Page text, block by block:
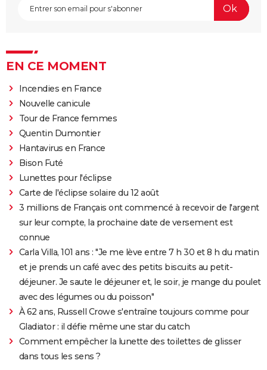
EN CE MOMENT
Incendies en France
Nouvelle canicule
Tour de France femmes
Quentin Dumontier
Hantavirus en France
Bison Futé
Lunettes pour l'éclipse
Carte de l'éclipse solaire du 12 août
3 millions de Français ont commencé à recevoir de l'argent
sur leur compte, la prochaine date de versement est
connue
Carla Villa, 101 ans : "Je me lève entre 7 h 30 et 8 h du matin
et je prends un café avec des petits biscuits au petit-
déjeuner. Je saute le déjeuner et, le soir, je mange du poulet
avec des légumes ou du poisson"
À 62 ans, Russell Crowe s'entraîne toujours comme pour
Gladiator : il défie même une star du catch
Comment empêcher la lunette des toilettes de glisser
dans tous les sens ?